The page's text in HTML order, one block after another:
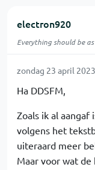
electron920
Everything should be
zondag 23 april
Ha DDSFM,
Zoals ik al aangaf
volgens het
uiteraard meer
Maar voor wat